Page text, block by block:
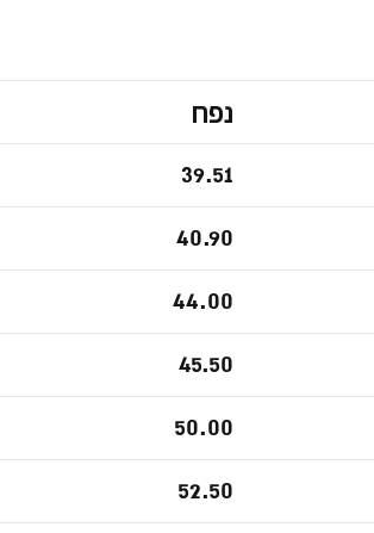
נפח
39.51
40.90
44.00
45.50
50.00
52.50